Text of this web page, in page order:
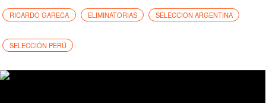
RICARDO GARECA ELIMINATORIAS SELECCION ARGENTINA
SELECCIÓN PERÚ